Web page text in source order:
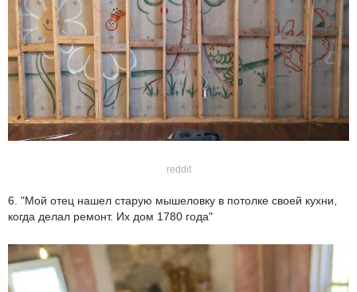
reddit
6. "Мой отец нашел старую мышеловку в потолке своей кухни,
когда делал ремонт. Их дом 1780 года"